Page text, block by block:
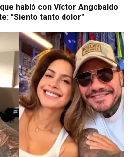
habló con Víctor Angobaldo
"Siento tanto dolor"